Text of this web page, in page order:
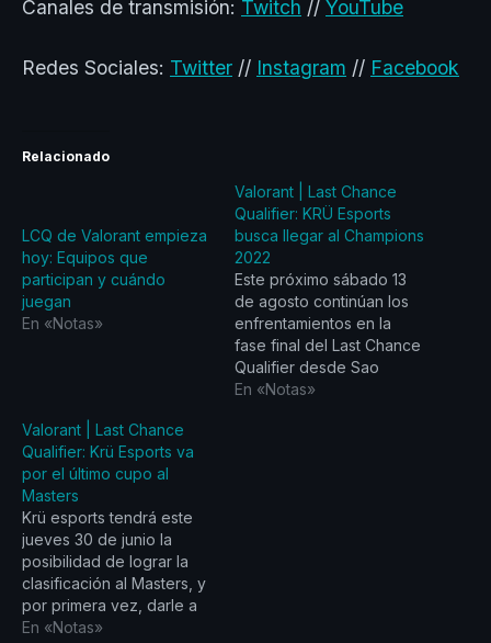
Canales de transmisión: Twitch // YouTube
Redes Sociales: Twitter // Instagram // Facebook
Relacionado
LCQ de Valorant empieza
hoy: Equipos que
participan y cuándo
juegan
En «Notas»
Valorant | Last Chance
Qualifier: KRÜ Esports
busca llegar al Champions
2022
Este próximo sábado 13
de agosto continúan los
enfrentamientos en la
fase final del Last Chance
Qualifier desde Sao
Paulo, Brasil. El fin de
En «Notas»
Valorant | Last Chance
Qualifier: Krü Esports va
por el último cupo al
Masters
Krü esports tendrá este
jueves 30 de junio la
posibilidad de lograr la
clasificación al Masters, y
por primera vez, darle a
Latinoamérica dos cupos
En «Notas»